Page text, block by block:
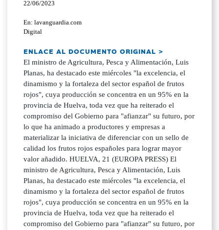
22/06/2023
En: lavanguardia.com
Digital
ENLACE AL DOCUMENTO ORIGINAL >
El ministro de Agricultura, Pesca y Alimentación, Luis
Planas, ha destacado este miércoles "la excelencia, el
dinamismo y la fortaleza del sector español de frutos
rojos", cuya producción se concentra en un 95% en la
provincia de Huelva, toda vez que ha reiterado el
compromiso del Gobierno para "afianzar" su futuro, por
lo que ha animado a productores y empresas a
materializar la iniciativa de diferenciar con un sello de
calidad los frutos rojos españoles para lograr mayor
valor añadido. HUELVA, 21 (EUROPA PRESS) El
ministro de Agricultura, Pesca y Alimentación, Luis
Planas, ha destacado este miércoles "la excelencia, el
dinamismo y la fortaleza del sector español de frutos
rojos", cuya producción se concentra en un 95% en la
provincia de Huelva, toda vez que ha reiterado el
compromiso del Gobierno para "afianzar" su futuro, por